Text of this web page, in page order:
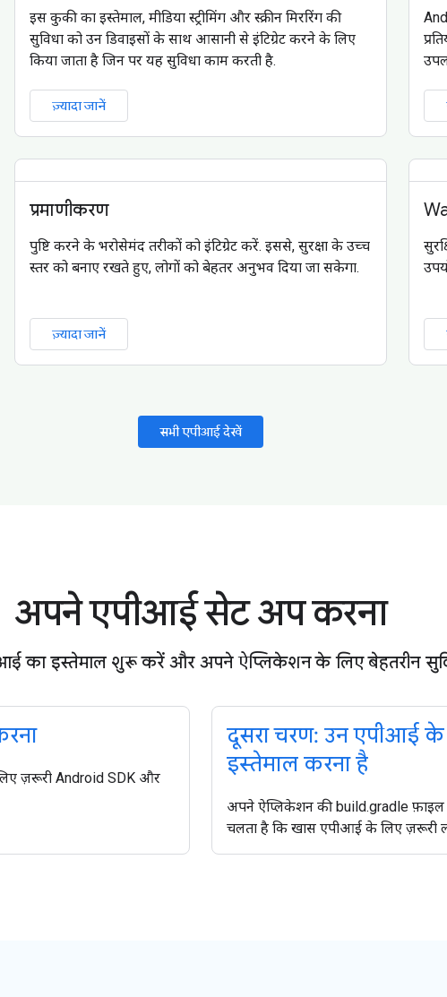
इस कुकी का इस्तेमाल, मीडिया स्ट्रीमिंग और स्क्रीन मिररिंग की
सुविधा को उन डिवाइसों के साथ आसानी से इंटिग्रेट करने के लिए
किया जाता है जिन पर यह सुविधा काम करती है.
ज़्यादा जानें
प्रमाणीकरण
पुष्टि करने के भरोसेमंद तरीकों को इंटिग्रेट करें. इससे, सुरक्षा के उच्च
स्तर को बनाए रखते हुए, लोगों को बेहतर अनुभव दिया जा सकेगा.
ज़्यादा जानें
सभी एपीआई देखें
अपने एपीआई सेट अप करना
का इस्तेमाल शुरू करें और अपने ऐप्लिकेशन के लिए बेहतरीन
ज़रूरी Android SDK और
दूसरा चरण: उन एपीआई
इस्तेमाल करना है
अपने ऐप्लिकेशन की build.gradle
चलता है कि खास एपीआई के लिए ज़रूरी